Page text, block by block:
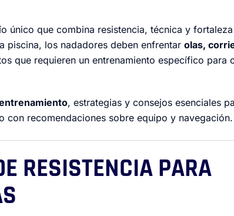
único que combina resistencia, técnica y
piscina, los nadadores deben enfrentar olas,
que requieren un entrenamiento específico para
, estrategias y consejos esenciales
con recomendaciones sobre equipo y navegación.
RESISTENCIA PARA